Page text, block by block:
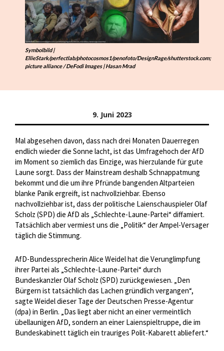
Symbolbild |
EllieStark/perfectlab/photocosmos1/penofoto/DesignRage/shutterstock.com;
picture alliance / DeFodi Images | Hasan Mrad
9. Juni 2023
Mal abgesehen davon, dass nach drei Monaten Dauerregen
endlich wieder die Sonne lacht, ist das Umfragehoch der AfD
im Moment so ziemlich das Einzige, was hierzulande für gute
Laune sorgt. Dass der Mainstream deshalb Schnappatmung
bekommt und die um ihre Pfründe bangenden Altparteien
blanke Panik ergreift, ist nachvollziehbar. Ebenso
nachvollziehbar ist, dass der politische Laienschauspieler Olaf
Scholz (SPD) die AfD als „Schlechte-Laune-Partei“ diffamiert.
Tatsächlich aber vermiest uns die „Politik“ der Ampel-Versager
täglich die Stimmung.
AfD-Bundessprecherin Alice Weidel hat die Verunglimpfung
ihrer Partei als „Schlechte-Laune-Partei“ durch
Bundeskanzler Olaf Scholz (SPD) zurückgewiesen. „Den
Bürgern ist tatsächlich das Lachen gründlich vergangen“,
sagte Weidel dieser Tage der Deutschen Presse-Agentur
(dpa) in Berlin. „Das liegt aber nicht an einer vermeintlich
übellaunigen AfD, sondern an einer Laienspieltruppe, die im
Bundeskabinett täglich ein trauriges Polit-Kabarett abliefert.“